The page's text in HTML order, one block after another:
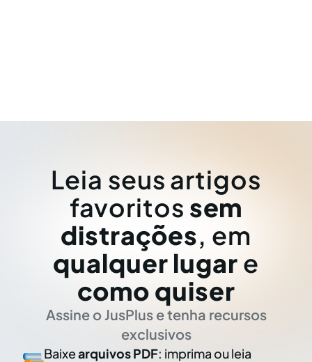
Leia seus artigos
favoritos sem
distrações, em
qualquer lugar e
como quiser
Assine o JusPlus e tenha recursos
exclusivos
Baixearquivos PDF: imprima ou leia